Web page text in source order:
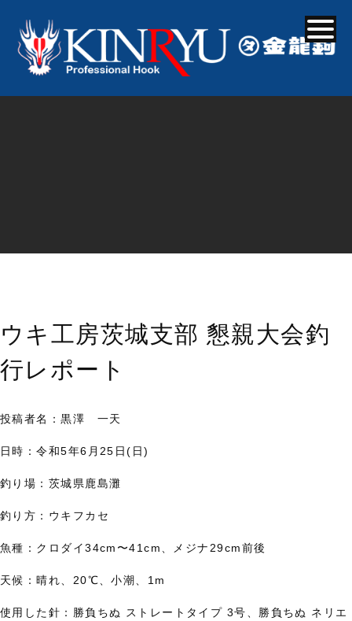
ウキ工房茨城支部 懇親大会釣
行レポート
投稿者名：黒澤 一天
日時：令和5年6月25日(日)
釣り場：茨城県鹿島灘
釣り方：ウキフカセ
魚種：クロダイ34cm〜41cm、メジナ29cm前後
天候：晴れ、20℃、小潮、1m
使用した針：勝負ちぬ ストレートタイプ 3号、勝負ちぬ ネリエ